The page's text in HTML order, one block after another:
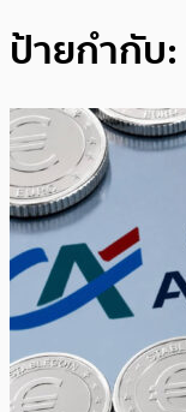
ป้ายกำกับ: